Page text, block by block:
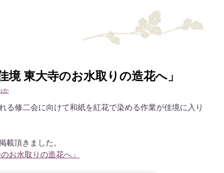
境 東大寺のお水取りの造花へ」
か
る修二会に向けて和紙を紅花で染める作業が佳境に入り
載頂きました。
お水取りの造花へ」